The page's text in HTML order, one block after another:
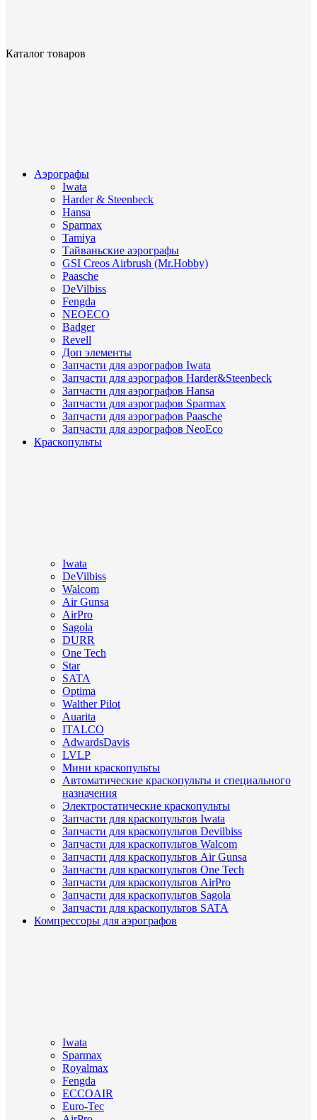
Каталог товаров
Аэрографы
Iwata
Harder & Steenbeck
Hansa
Sparmax
Tamiya
Тайваньские аэрографы
GSI Creos Airbrush (Mr.Hobby)
Paasche
DeVilbiss
Fengda
NEOECO
Badger
Revell
Доп элементы
Запчасти для аэрографов Iwata
Запчасти для аэрографов Harder&Steenbeck
Запчасти для аэрографов Hansa
Запчасти для аэрографов Sparmax
Запчасти для аэрографов Paasche
Запчасти для аэрографов NeoEco
Краскопульты
Iwata
DeVilbiss
Walcom
Air Gunsa
AirPro
Sagola
DURR
One Tech
Star
SATA
Optima
Walther Pilot
Auarita
ITALCO
AdwardsDavis
LVLP
Мини краскопульты
Автоматические краскопульты и специального
назначения
Электростатические краскопульты
Запчасти для краскопультов Iwata
Запчасти для краскопультов Devilbiss
Запчасти для краскопультов Walcom
Запчасти для краскопультов Air Gunsa
Запчасти для краскопультов One Tech
Запчасти для краскопультов AirPro
Запчасти для краскопультов Sagola
Запчасти для краскопультов SATA
Компрессоры для аэрографов
Iwata
Sparmax
Royalmax
Fengda
ECCOAIR
Euro-Tec